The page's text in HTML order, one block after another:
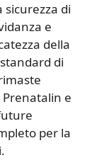
di
e
della
di
e
per la